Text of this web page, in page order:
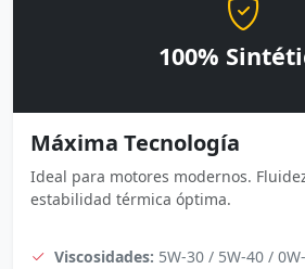
100%
Máxima Tecnología
Ideal para motores modernos.
estabilidad térmica óptima.
Viscosidades: 5W-30 / 5W-40 /